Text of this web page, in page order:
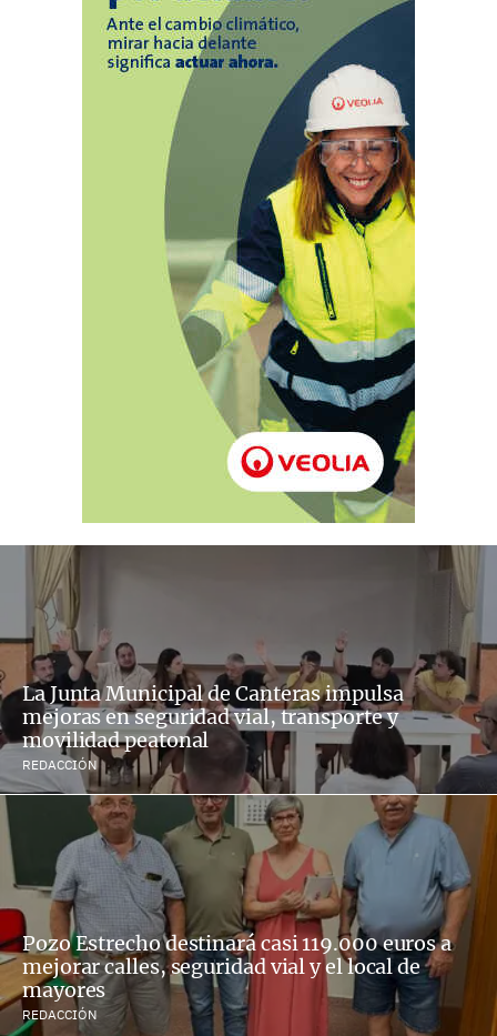
La Junta Municipal de Canteras impulsa
mejoras en seguridad vial, transporte y
movilidad peatonal
REDACCIÓN
Pozo Estrecho destinará casi 119.000 euros a
mejorar calles, seguridad vial y el local de
mayores
REDACCIÓN